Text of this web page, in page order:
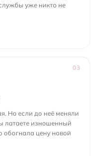
уже никто не
03
Но если до неё меняли
латаете изношенный
обогнала цену новой